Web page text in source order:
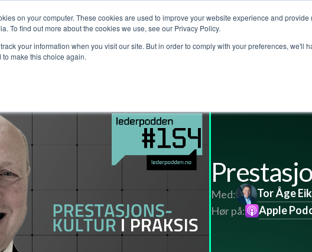
on your computer. These cookies are used to improve your website experience and
To find out more about the cookies we use, see our Privacy Policy.
your information when you visit our site. But in order to comply with your preferences, we'll
to make this choice again.
Tjenester Kundehistorier Lederpodden
Med:
Tor Åge
Hør på:
Apple